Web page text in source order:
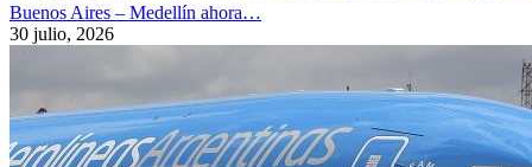
Buenos Aires – Medellín ahora…
30 julio, 2026